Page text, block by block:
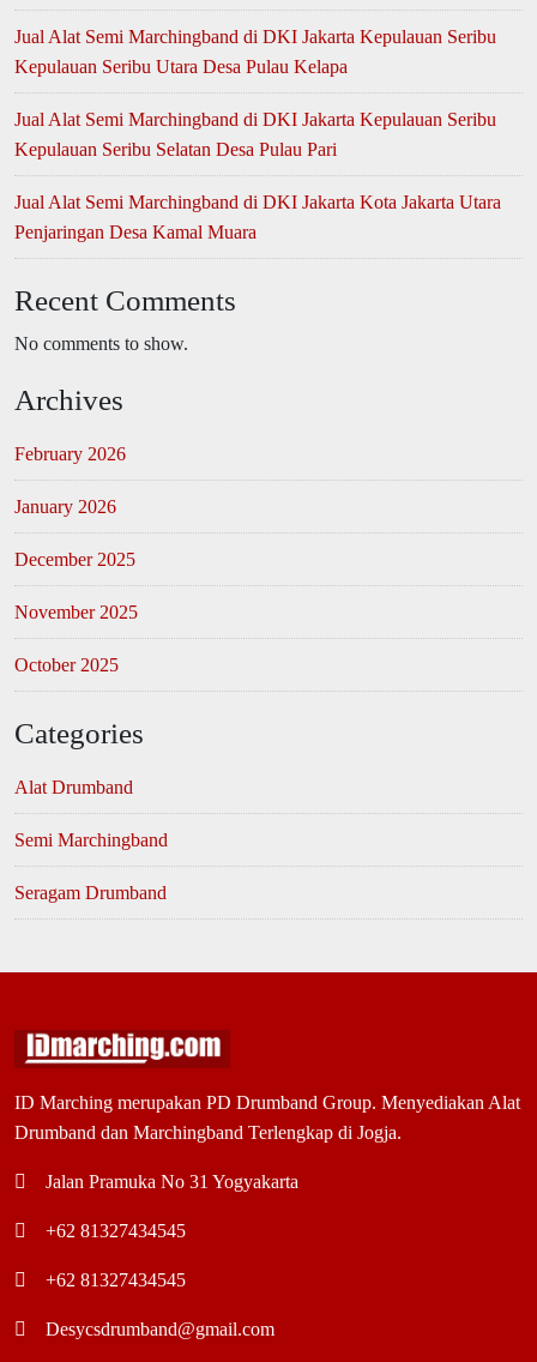
Jual Alat Semi Marchingband di DKI Jakarta Kepulauan Seribu
Kepulauan Seribu Utara Desa Pulau Kelapa
Jual Alat Semi Marchingband di DKI Jakarta Kepulauan Seribu
Kepulauan Seribu Selatan Desa Pulau Pari
Jual Alat Semi Marchingband di DKI Jakarta Kota Jakarta Utara
Penjaringan Desa Kamal Muara
Recent Comments
No comments to show.
Archives
February 2026
January 2026
December 2025
November 2025
October 2025
Categories
Alat Drumband
Semi Marchingband
Seragam Drumband
ID Marching merupakan PD Drumband Group. Menyediakan Alat
Drumband dan Marchingband Terlengkap di Jogja.
Jalan Pramuka No 31 Yogyakarta
+62 81327434545
+62 81327434545
Desycsdrumband@gmail.com